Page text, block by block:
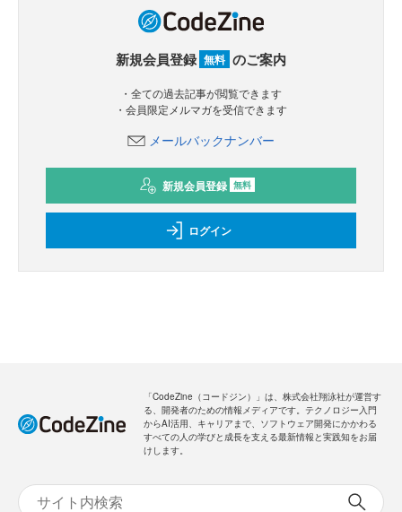
新規会員登録 無料 のご案内
・全ての過去記事が閲覧できます
・会員限定メルマガを受信できます
メールバックナンバー
新規会員登録 無料
ログイン
「CodeZine（コードジン）」は、株式会社翔泳社が運営す
る、開発者のための情報メディアです。テクノロジー入門
からAI活用、キャリアまで、ソフトウェア開発にかかわる
すべての人の学びと成長を支える最新情報と実践知をお届
けします。